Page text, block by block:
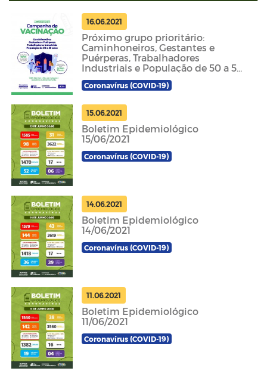
16.06.2021
Próximo grupo prioritário:
Caminhoneiros, Gestantes e
Puérperas, Trabalhadores
Industriais e População de 50 a 59
anos
Coronavírus (COVID-19)
15.06.2021
Boletim Epidemiológico
15/06/2021
Coronavírus (COVID-19)
14.06.2021
Boletim Epidemiológico
14/06/2021
Coronavírus (COVID-19)
11.06.2021
Boletim Epidemiológico
11/06/2021
Coronavírus (COVID-19)